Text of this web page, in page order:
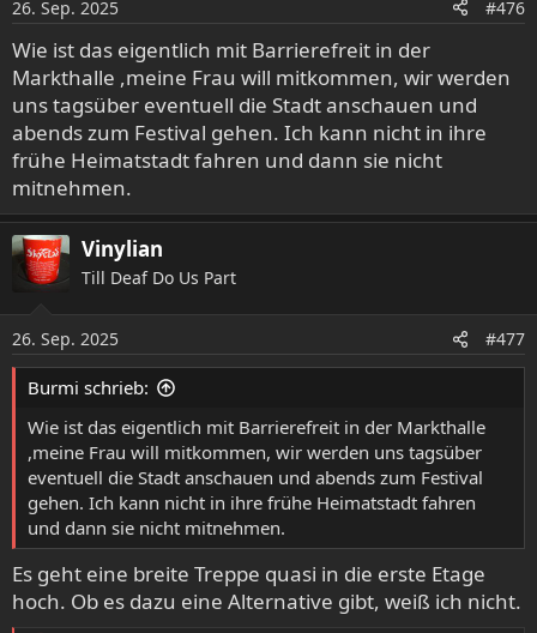
n
e
n
:
26. Sep. 2025 #476
Wie ist das eigentlich mit Barrierefreit in der
Markthalle ,meine Frau will mitkommen, wir werden
uns tagsüber eventuell die Stadt anschauen und
abends zum Festival gehen. Ich kann nicht in ihre
frühe Heimatstadt fahren und dann sie nicht
mitnehmen.
Vinylian
Till Deaf Do Us Part
26. Sep. 2025 #477
Burmi schrieb:
Wie ist das eigentlich mit Barrierefreit in der Markthalle
,meine Frau will mitkommen, wir werden uns tagsüber
eventuell die Stadt anschauen und abends zum Festival
gehen. Ich kann nicht in ihre frühe Heimatstadt fahren
und dann sie nicht mitnehmen.
Es geht eine breite Treppe quasi in die erste Etage
hoch. Ob es dazu eine Alternative gibt, weiß ich nicht.